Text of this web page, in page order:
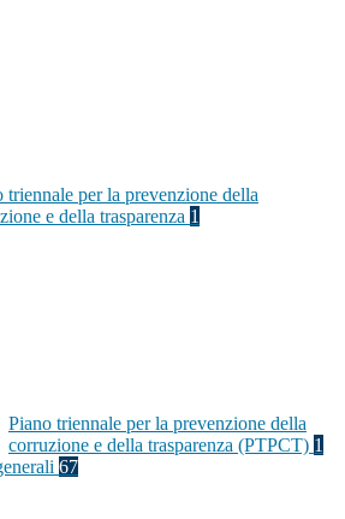
triennale per la prevenzione della
e della trasparenza 1
Piano triennale per la prevenzione della
corruzione e della trasparenza (PTPCT) 1
67